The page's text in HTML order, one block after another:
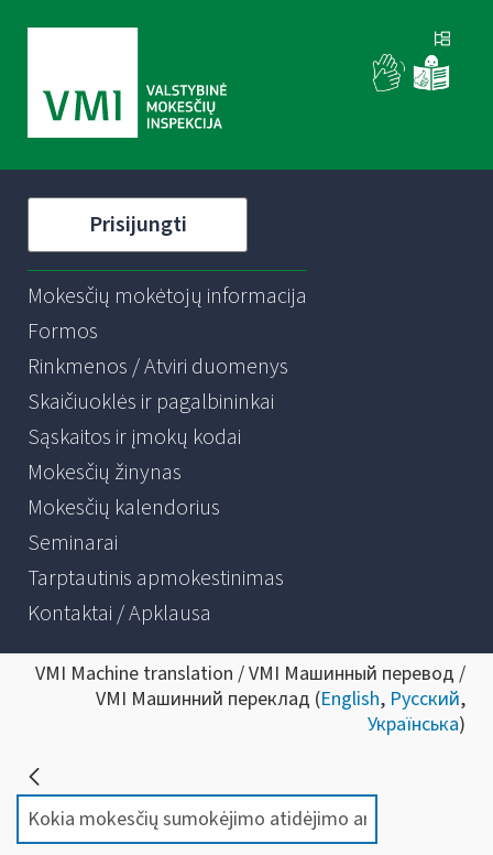
Prisijungti
Mokesčių mokėtojų informacija
Formos
Rinkmenos / Atviri duomenys
Skaičiuoklės ir pagalbininkai
Sąskaitos ir įmokų kodai
Mokesčių žinynas
Mokesčių kalendorius
Seminarai
Tarptautinis apmokestinimas
Kontaktai / Apklausa
VMI Machine translation / VMI Машинный перевод /
VMI Машинний переклад (English, Русский,
Українська)